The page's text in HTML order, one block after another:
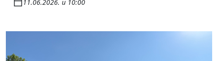
11.06.2026. u 10:00